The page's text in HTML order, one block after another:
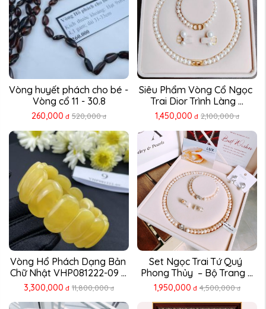
Vòng huyết phách cho bé -
Vòng cổ 11 - 30.8
260,000 đ 520,000 đ
Siêu Phẩm Vòng Cổ Ngọc
Trai Dior Trình Làng ...
1,450,000 đ 2,100,000 đ
Vòng Hổ Phách Dạng Bản
Chữ Nhật VHP081222-09 –
...
3,300,000 đ 11,800,000 đ
Set Ngọc Trai Tứ Quý
Phong Thủy  – Bộ Trang ...
1,950,000 đ 4,500,000 đ